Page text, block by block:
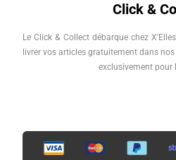
Click &
Le Click & Collect débarque chez
livrer vos articles gratuitement dans
exclusivement pour